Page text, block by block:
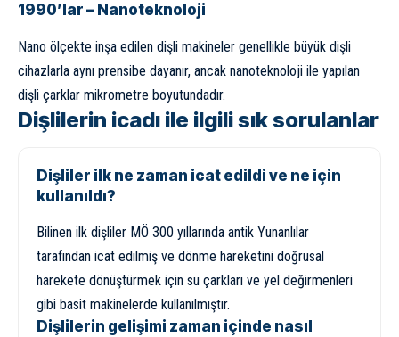
1990’lar – Nanoteknoloji
Nano ölçekte inşa edilen dişli makineler genellikle büyük dişli
cihazlarla aynı prensibe dayanır, ancak nanoteknoloji ile yapılan
dişli çarklar mikrometre boyutundadır.
Dişlilerin icadı ile ilgili sık sorulanlar
Dişliler ilk ne zaman icat edildi ve ne için
kullanıldı?
Bilinen ilk dişliler MÖ 300 yıllarında antik Yunanlılar
tarafından icat edilmiş ve dönme hareketini doğrusal
harekete dönüştürmek için su çarkları ve yel değirmenleri
gibi basit makinelerde kullanılmıştır.
Dişlilerin gelişimi zaman içinde nasıl